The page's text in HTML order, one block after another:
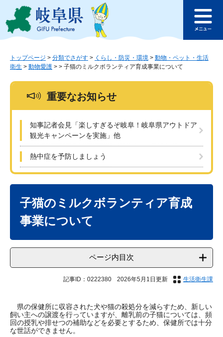
ジ
ュ
このページの本文へ
ュ
トップページ > 分類でさがす > くらし・防災・環境 > 動物・ペット・生活
衛生 > 動物愛護 > > 子猫のミルクボランティア育成事業について
重要なお知らせ
知事記者会見「楽しすぎるぞ岐阜！岐阜県アウトドア
観光キャンペーンを実施」他
熱中症を予防しましょう
子猫のミルクボランティア育成
事業について
ページ内目次
記事ID：0222380 2026年5月1日更新 生活衛生課
県の保健所に収容された犬や猫の殺処分を減らすため、新しい
飼い主への譲渡を行っていますが、離乳前の子猫については、頻
回の授乳や排せつの補助などを必要とするため、保健所では十分
な世話ができません。